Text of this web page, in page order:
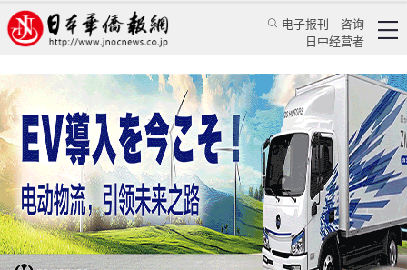
电子报刊
咨询
日中经营者
美台勾搭酿成两岸风云动荡的主因
王键 专栏 台海风云★王键
日本华侨报网 2021/4/21 09:21:32